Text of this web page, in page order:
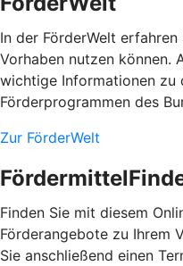
In der FörderWelt
Vorhaben nutzen können.
wichtige Informationen zu
Förderprogrammen des
Zur FörderWelt
Finden Sie mit diesem
Förderangebote zu Ihrem
Sie anschließend einen